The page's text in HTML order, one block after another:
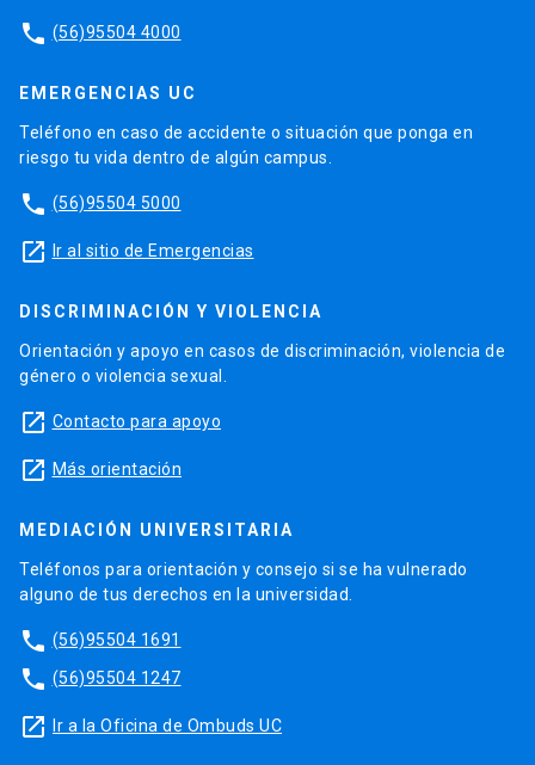
phone (56)95504 4000
EMERGENCIAS UC
Teléfono en caso de accidente o situación que ponga en
riesgo tu vida dentro de algún campus.
phone (56)95504 5000
launch Ir al sitio de Emergencias
DISCRIMINACIÓN Y VIOLENCIA
Orientación y apoyo en casos de discriminación, violencia de
género o violencia sexual.
launch Contacto para apoyo
launch Más orientación
MEDIACIÓN UNIVERSITARIA
Teléfonos para orientación y consejo si se ha vulnerado
alguno de tus derechos en la universidad.
phone (56)95504 1691
phone (56)95504 1247
launch Ir a la Oficina de Ombuds UC